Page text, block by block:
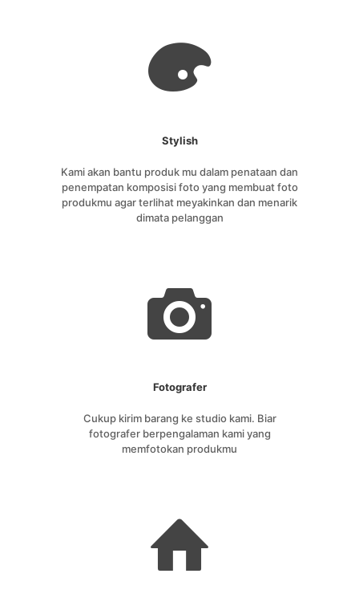
Stylish
Kami akan bantu produk mu dalam penataan dan
penempatan komposisi foto yang membuat foto
produkmu agar terlihat meyakinkan dan menarik
dimata pelanggan
Fotografer
Cukup kirim barang ke studio kami. Biar
fotografer berpengalaman kami yang
memfotokan produkmu